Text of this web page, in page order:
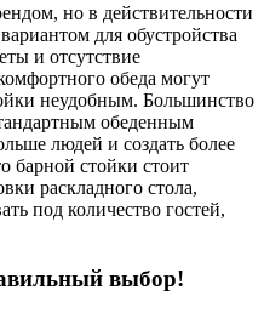
но в действительности
для обустройства
и отсутствие
обеда могут
неудобным. Большинство
обеденным
людей и создать более
барной стойки стоит
раскладного стола,
под количество гостей,
выбор!